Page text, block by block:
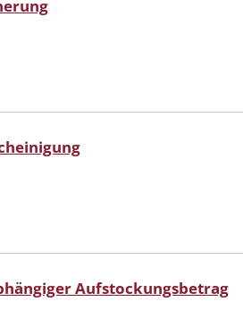
Aufstockungsbetrag